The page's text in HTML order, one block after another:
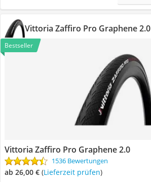
Vittoria Zaffiro Pro Graphene 2.0
Bestseller
Vittoria Zaffiro Pro Graphene 2.0
1536 Bewertungen
ab 26,00 € (Lieferzeit prüfen)